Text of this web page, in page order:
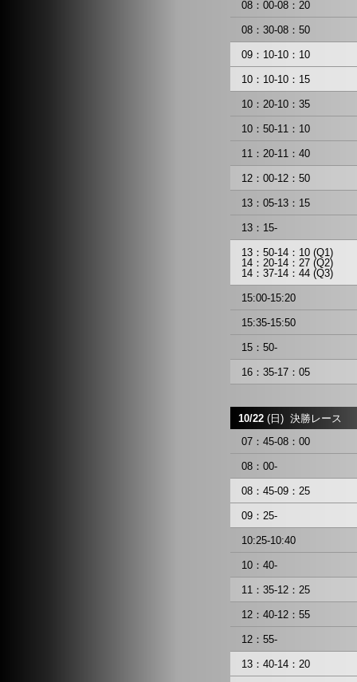
08：00-08：20
08：30-08：50
09：10-10：10
10：10-10：15
10：20-10：35
10：50-11：10
11：20-11：40
12：00-12：50
13：05-13：15
13：15-
13：50-14：10 (Q1)
14：20-14：27 (Q2)
14：37-14：44 (Q3)
15:00-15:20
15:35-15:50
15：50-
16：35-17：05
10/22 (日) 決勝レース
07：45-08：00
08：00-
08：45-09：25
09：25-
10:25-10:40
10：40-
11：35-12：25
12：40-12：55
12：55-
13：40-14：20